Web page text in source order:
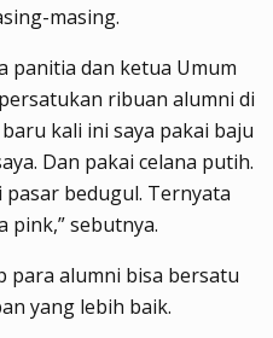
masing.
panitia dan ketua Umum
ribuan alumni di
kali ini saya pakai baju
Dan pakai celana putih.
bedugul. Ternyata
pink,” sebutnya.
para alumni bisa bersatu
yang lebih baik.